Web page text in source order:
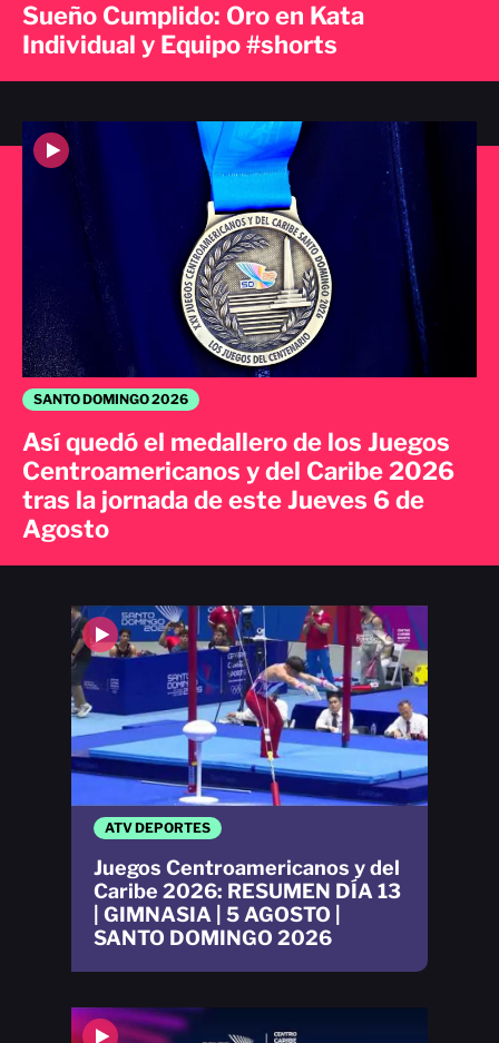
SANTO DOMINGO 2026
Así quedó el medallero de los Juegos
Centroamericanos y del Caribe 2026
tras la jornada de este Jueves 6 de
Agosto
Sueño Cumplido: Oro en Kata
Individual y Equipo #shorts
ATV DEPORTES
Juegos Centroamericanos y del
Caribe 2026: RESUMEN DÍA 13
| GIMNASIA | 5 AGOSTO |
SANTO DOMINGO 2026